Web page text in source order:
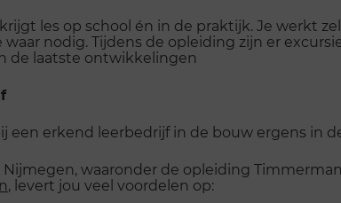
les op school én in de praktijk. Je werkt
nodig. Tijdens de opleiding zijn er
de laatste ontwikkelingen
een erkend leerbedrijf in de bouw ergens in
Nijmegen, waaronder de opleiding
, levert jou veel voordelen op: